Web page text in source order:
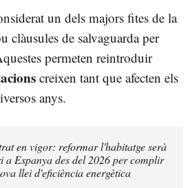
un dels majors fites de la
clàusules de salvaguarda per
permeten reintroduir
creixen tant que afecten els
anys.
en vigor: reformar l'habitatge serà
a Espanya des del 2026 per complir
llei d'eficiència energètica